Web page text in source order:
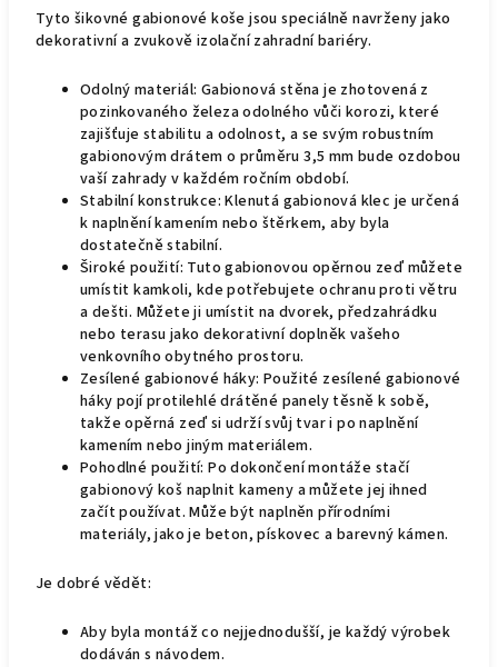
Tyto šikovné gabionové koše jsou speciálně navrženy jako
dekorativní a zvukově izolační zahradní bariéry.
Odolný materiál: Gabionová stěna je zhotovená z
pozinkovaného železa odolného vůči korozi, které
zajišťuje stabilitu a odolnost, a se svým robustním
gabionovým drátem o průměru 3,5 mm bude ozdobou
vaší zahrady v každém ročním období.
Stabilní konstrukce: Klenutá gabionová klec je určená
k naplnění kamením nebo štěrkem, aby byla
dostatečně stabilní.
Široké použití: Tuto gabionovou opěrnou zeď můžete
umístit kamkoli, kde potřebujete ochranu proti větru
a dešti. Můžete ji umístit na dvorek, předzahrádku
nebo terasu jako dekorativní doplněk vašeho
venkovního obytného prostoru.
Zesílené gabionové háky: Použité zesílené gabionové
háky pojí protilehlé drátěné panely těsně k sobě,
takže opěrná zeď si udrží svůj tvar i po naplnění
kamením nebo jiným materiálem.
Pohodlné použití: Po dokončení montáže stačí
gabionový koš naplnit kameny a můžete jej ihned
začít používat. Může být naplněn přírodními
materiály, jako je beton, pískovec a barevný kámen.
Je dobré vědět:
Aby byla montáž co nejjednodušší, je každý výrobek
dodáván s návodem.